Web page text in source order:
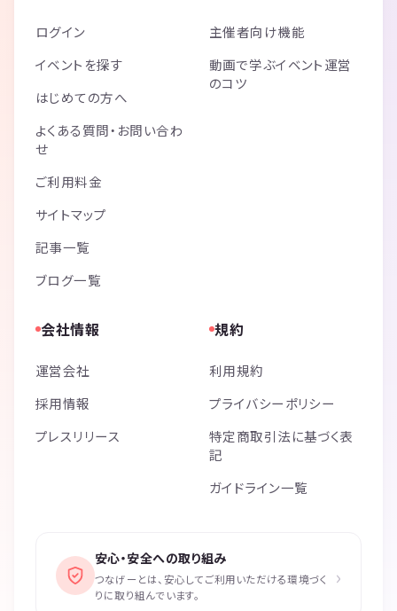
ログイン
イベントを探す
はじめての方へ
よくある質問・お問い合わ
せ
ご利用料金
サイトマップ
記事一覧
ブログ一覧
主催者向け機能
動画で学ぶイベント運営
のコツ
会社情報
運営会社
採用情報
プレスリリース
規約
利用規約
プライバシーポリシー
特定商取引法に基づく表
記
ガイドライン一覧
安心・安全への取り組み
つなげーとは、安心してご利用いただける環境づく
りに取り組んでいます。
›